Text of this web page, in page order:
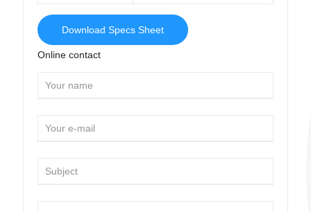
Download Specs Sheet
Online contact